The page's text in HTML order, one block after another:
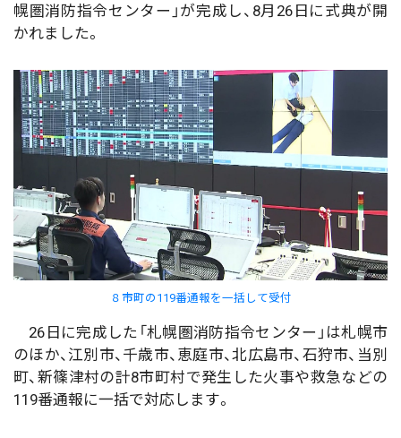
幌圏消防指令センター」が完成し、8月26日に式典が開
かれました。
８市町の119番通報を一括して受付
26日に完成した「札幌圏消防指令センター」は札幌市
のほか、江別市、千歳市、恵庭市、北広島市、石狩市、当別
町、新篠津村の計8市町村で発生した火事や救急などの
119番通報に一括で対応します。